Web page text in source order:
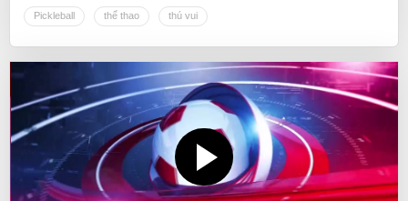
Pickleball thể thao thú vui